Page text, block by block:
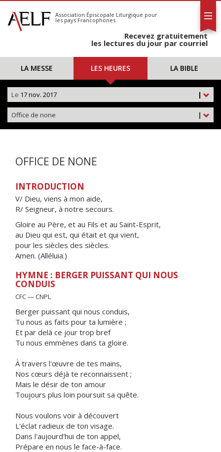
S'abonner
Calendrier
Association Épiscopale Liturgique pour
les pays Francophones
Recevez gratuitement
les lectures du jour par courriel
LA MESSE LES HEURES LA BIBLE
|
Le 17 nov. 2017
|
Office de none
OFFICE DE NONE
INTRODUCTION
V/ Dieu, viens à mon aide,
R/ Seigneur, à notre secours.
Gloire au Père, et au Fils et au Saint-Esprit,
au Dieu qui est, qui était et qui vient,
pour les siècles des siècles.
Amen. (Alléluia.)
HYMNE : BERGER PUISSANT QUI NOUS
CONDUIS
CFC — CNPL
Berger puissant qui nous conduis,
Tu nous as faits pour ta lumière ;
Et par delà ce jour trop bref
Tu nous emmènes dans ta gloire.
À travers l'œuvre de tes mains,
Nos cœurs déjà te reconnaissent ;
Mais le désir de ton amour
Toujours plus loin poursuit sa quête.
Nous voulons voir à découvert
L'éclat radieux de ton visage.
Dans l'aujourd'hui de ton appel,
Prépare en nous le face-à-face.